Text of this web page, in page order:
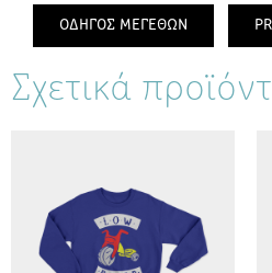
ΟΔΗΓΟΣ ΜΕΓΕΘΩΝ
Σχετικά